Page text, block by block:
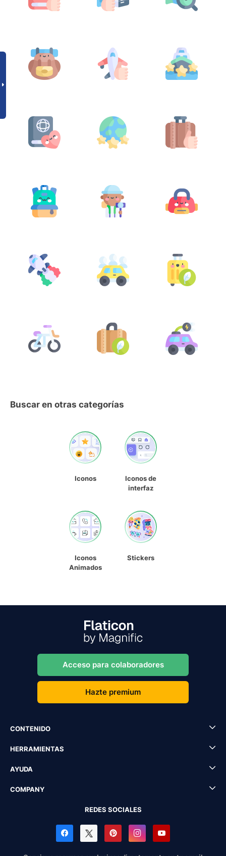
Buscar en otras categorías
Iconos
Iconos de
interfaz
Iconos
Animados
Stickers
Acceso para colaboradores
Hazte premium
CONTENIDO
HERRAMIENTAS
AYUDA
COMPANY
REDES SOCIALES